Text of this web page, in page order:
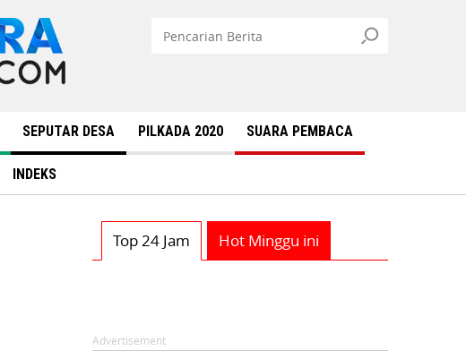
SEPUTAR DESA PILKADA 2020 SUARA PEMBACA
INDEKS
Top 24 Jam Hot Minggu ini
Advertisement